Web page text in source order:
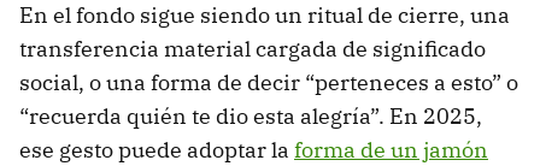
En el fondo sigue siendo un ritual de cierre, una
transferencia material cargada de significado
social, o una forma de decir “perteneces a esto” o
“recuerda quién te dio esta alegría”. En 2025,
ese gesto puede adoptar la forma de un jamón